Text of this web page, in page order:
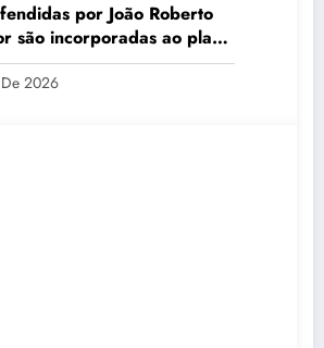
por João Roberto
são incorporadas ao plano
David Almeida
2026